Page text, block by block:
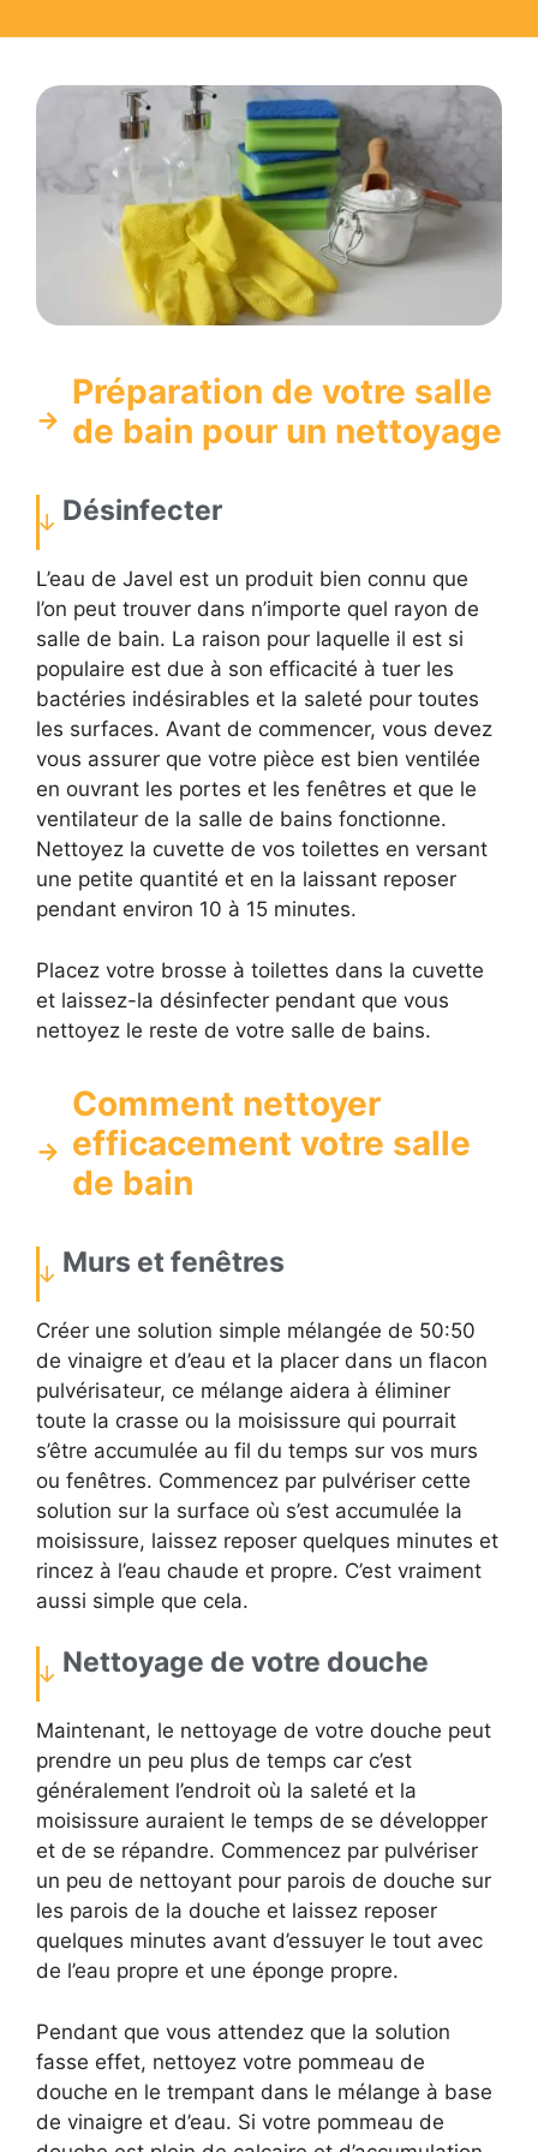
Préparation de votre salle
de bain pour un nettoyage
Désinfecter
L’eau de Javel est un produit bien connu que
l’on peut trouver dans n’importe quel rayon de
salle de bain. La raison pour laquelle il est si
populaire est due à son efficacité à tuer les
bactéries indésirables et la saleté pour toutes
les surfaces. Avant de commencer, vous devez
vous assurer que votre pièce est bien ventilée
en ouvrant les portes et les fenêtres et que le
ventilateur de la salle de bains fonctionne.
Nettoyez la cuvette de vos toilettes en versant
une petite quantité et en la laissant reposer
pendant environ 10 à 15 minutes.
Placez votre brosse à toilettes dans la cuvette
et laissez-la désinfecter pendant que vous
nettoyez le reste de votre salle de bains.
Comment nettoyer
efficacement votre salle
de bain
Murs et fenêtres
Créer une solution simple mélangée de 50:50
de vinaigre et d’eau et la placer dans un flacon
pulvérisateur, ce mélange aidera à éliminer
toute la crasse ou la moisissure qui pourrait
s’être accumulée au fil du temps sur vos murs
ou fenêtres. Commencez par pulvériser cette
solution sur la surface où s’est accumulée la
moisissure, laissez reposer quelques minutes et
rincez à l’eau chaude et propre. C’est vraiment
aussi simple que cela.
Nettoyage de votre douche
Maintenant, le nettoyage de votre douche peut
prendre un peu plus de temps car c’est
généralement l’endroit où la saleté et la
moisissure auraient le temps de se développer
et de se répandre. Commencez par pulvériser
un peu de nettoyant pour parois de douche sur
les parois de la douche et laissez reposer
quelques minutes avant d’essuyer le tout avec
de l’eau propre et une éponge propre.
Pendant que vous attendez que la solution
fasse effet, nettoyez votre pommeau de
douche en le trempant dans le mélange à base
de vinaigre et d’eau. Si votre pommeau de